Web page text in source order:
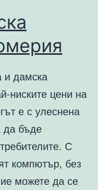
и дамска
ниските цени на
е с улеснена
да бъде
С
компютър, без
можете да се